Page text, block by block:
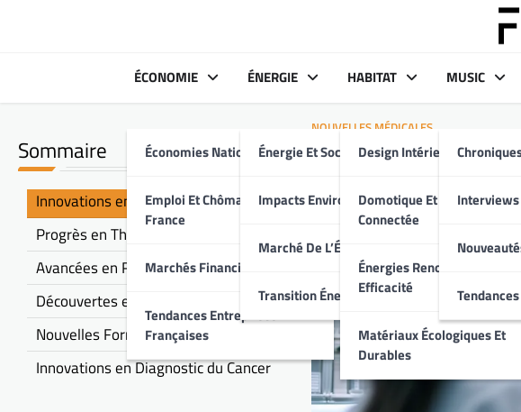
ÉCONOMIE
Économies Nationales
Emploi Et Chômage En
France
Marchés Financiers Français
Tendances Entreprises
Françaises
ÉNERGIE
Énergie Et Société
Impacts Environnementaux
Marché De L’Énergie
Transition Énergétique
HABITAT
Design Intérieur Moderne
Domotique Et Maison
Connectée
Énergies Renouvelables Et
Efficacité
Matériaux Écologiques Et
Durables
MUSIC
NOUVELLES MÉDICALES
Dernières
Cancer –
Sommaire
Innovations en Immunothérapie
Progrès en Thérapie Génique
Avancées en Radiothérapie
Découvertes en Thérapies Ciblées
Nouvelles Formes de Chimiothérapie
Innovations en Diagnostic du Cancer